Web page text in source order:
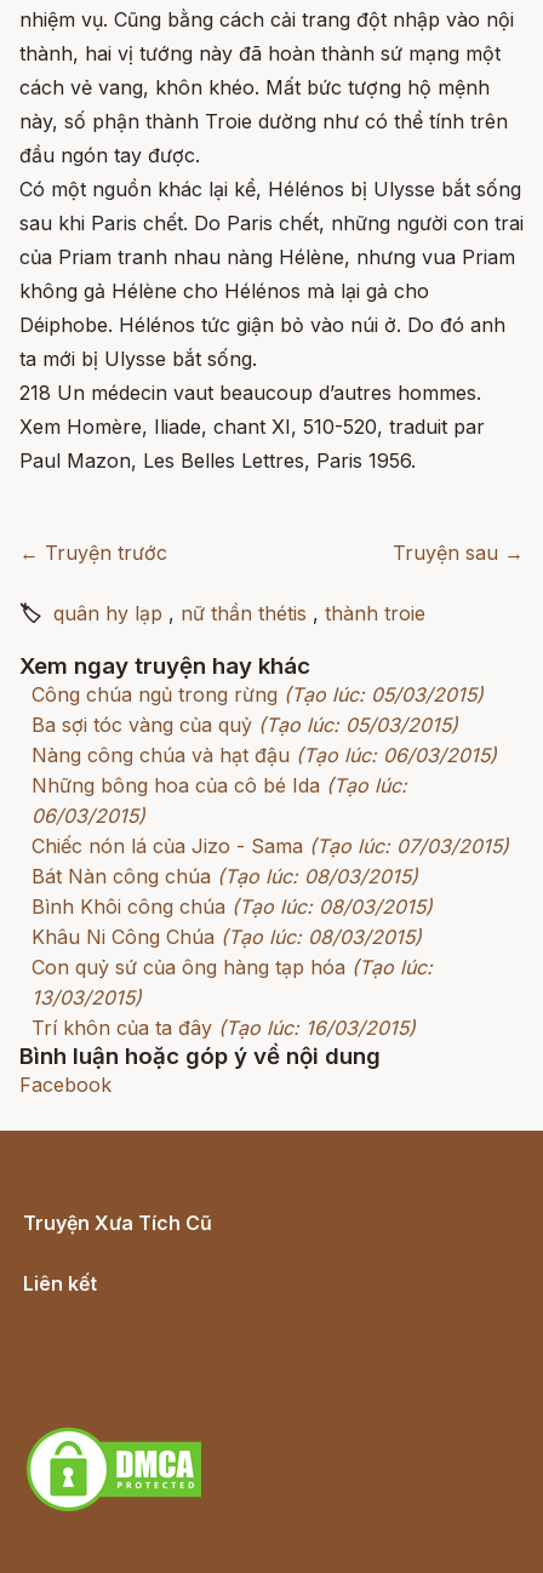
nhiệm vụ. Cũng bằng cách cải trang đột nhập vào nội
thành, hai vị tướng này đã hoàn thành sứ mạng một
cách vẻ vang, khôn khéo. Mất bức tượng hộ mệnh
này, số phận thành Troie dường như có thể tính trên
đầu ngón tay được.
Có một nguồn khác lại kể, Hélénos bị Ulysse bắt sống
sau khi Paris chết. Do Paris chết, những người con trai
của Priam tranh nhau nàng Hélène, nhưng vua Priam
không gả Hélène cho Hélénos mà lại gả cho
Déiphobe. Hélénos tức giận bỏ vào núi ở. Do đó anh
ta mới bị Ulysse bắt sống.
218 Un médecin vaut beaucoup d’autres hommes.
Xem Homère, Iliade, chant XI, 510-520, traduit par
Paul Mazon, Les Belles Lettres, Paris 1956.
← Truyện trước Truyện sau →
🏷 quân hy lạp , nữ thần thétis , thành troie
Xem ngay truyện hay khác
Công chúa ngủ trong rừng (Tạo lúc: 05/03/2015)
Ba sợi tóc vàng của quỷ (Tạo lúc: 05/03/2015)
Nàng công chúa và hạt đậu (Tạo lúc: 06/03/2015)
Những bông hoa của cô bé Ida (Tạo lúc:
06/03/2015)
Chiếc nón lá của Jizo - Sama (Tạo lúc: 07/03/2015)
Bát Nàn công chúa (Tạo lúc: 08/03/2015)
Bình Khôi công chúa (Tạo lúc: 08/03/2015)
Khâu Ni Công Chúa (Tạo lúc: 08/03/2015)
Con quỷ sứ của ông hàng tạp hóa (Tạo lúc:
13/03/2015)
Trí khôn của ta đây (Tạo lúc: 16/03/2015)
Bình luận hoặc góp ý về nội dung
Facebook
Truyện Xưa Tích Cũ
Liên kết